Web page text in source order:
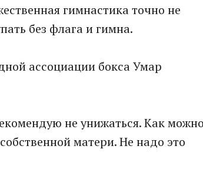
гимнастика точно не
без флага и гимна.
ассоциации бокса Умар
не унижаться. Как можно
матери. Не надо это